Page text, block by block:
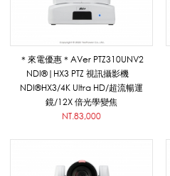
影
機
＊來電優惠＊AVer PTZ310UNV2
NDI®|HX3 PTZ 視訊攝影機
NDI®HX3/4K Ultra HD/超流暢運
鏡/12X 倍光學變焦
NT.83,000